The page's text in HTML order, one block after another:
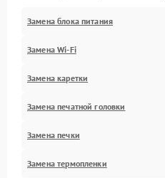
Замена блока питания
Замена Wi-Fi
Замена каретки
Замена печатной головки
Замена печки
Замена термопленки